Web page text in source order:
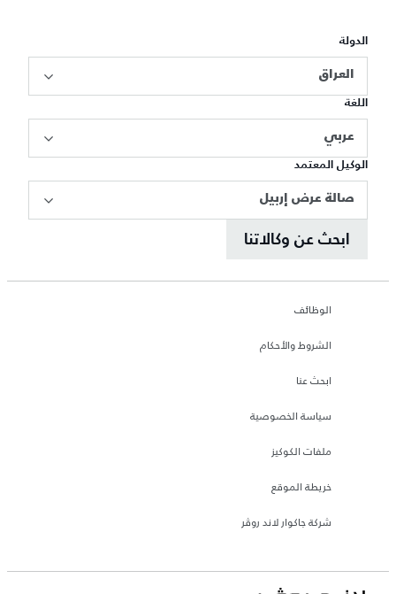
الدولة
العراق
اللغة
عربي
الوكيل المعتمد
صالة عرض إربيل
ابحث عن وكالاتنا
الوظائف
الشروط والأحكام
ابحث عنا
سياسة الخصوصية
ملفات الكوكيز
خريطة الموقع
شركة جاكوار لاند روڤر